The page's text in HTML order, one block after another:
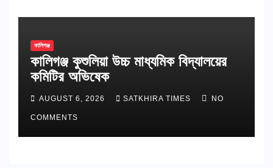
কালিগঞ্জ
কালিগঞ্জ কুশুলিয়া উচ্চ মাধ্যমিক বিদ্যালয়ের
কমিটির অভিষেক
AUGUST 6, 2026 SATKHIRA TIMES NO
COMMENTS